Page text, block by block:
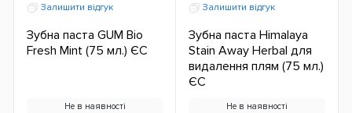
Залишити відгук
Зубна паста GUM Bio
Fresh Mint (75 мл.) ЄС
Не в наявності
Залишити відгук
Зубна паста Himalaya
Stain Away Herbal для
видалення плям (75 мл.)
ЄС
Не в наявності